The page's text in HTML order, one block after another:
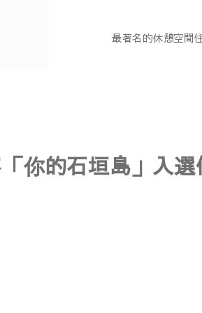
最著名的休憩空間
你的石垣島」入